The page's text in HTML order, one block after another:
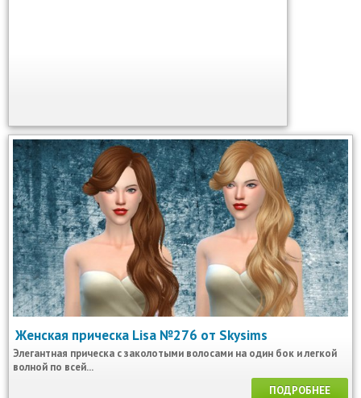
Женская прическа Lisa №276 от Skysims
Элегантная прическа с заколотыми волосами на один бок и легкой
волной по всей...
ПОДРОБНЕЕ